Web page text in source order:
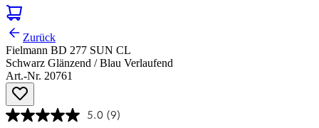
Zurück
Fielmann BD 277 SUN CL
Schwarz Glänzend / Blau Verlaufend
Art.-Nr. 20761
5.0 (9)